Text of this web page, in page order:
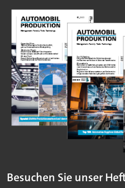
Besuchen Sie unser